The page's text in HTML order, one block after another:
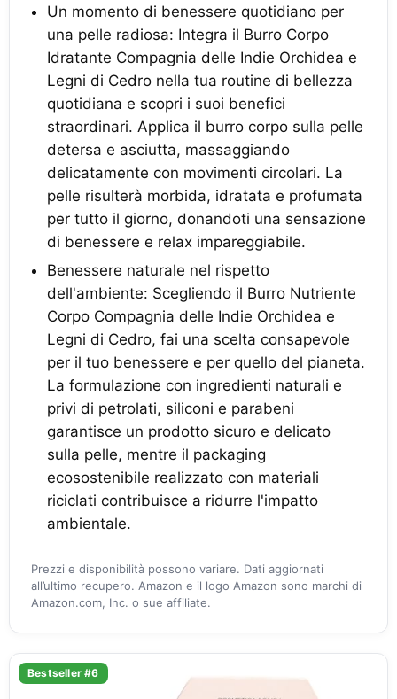
Un momento di benessere quotidiano per
una pelle radiosa: Integra il Burro Corpo
Idratante Compagnia delle Indie Orchidea e
Legni di Cedro nella tua routine di bellezza
quotidiana e scopri i suoi benefici
straordinari. Applica il burro corpo sulla pelle
detersa e asciutta, massaggiando
delicatamente con movimenti circolari. La
pelle risulterà morbida, idratata e profumata
per tutto il giorno, donandoti una sensazione
di benessere e relax impareggiabile.
Benessere naturale nel rispetto
dell'ambiente: Scegliendo il Burro Nutriente
Corpo Compagnia delle Indie Orchidea e
Legni di Cedro, fai una scelta consapevole
per il tuo benessere e per quello del pianeta.
La formulazione con ingredienti naturali e
privi di petrolati, siliconi e parabeni
garantisce un prodotto sicuro e delicato
sulla pelle, mentre il packaging
ecosostenibile realizzato con materiali
riciclati contribuisce a ridurre l'impatto
ambientale.
Prezzi e disponibilità possono variare. Dati aggiornati
all’ultimo recupero. Amazon e il logo Amazon sono marchi di
Amazon.com, Inc. o sue affiliate.
Bestseller #6